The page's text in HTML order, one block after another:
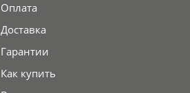
Оплата
Доставка
Гарантии
Как купить